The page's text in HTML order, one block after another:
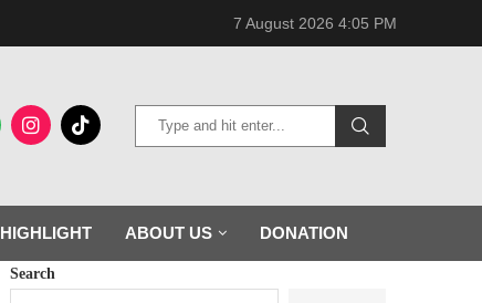
7 August 2026 4:05 PM
HIGHLIGHT ABOUT US DONATION
Search